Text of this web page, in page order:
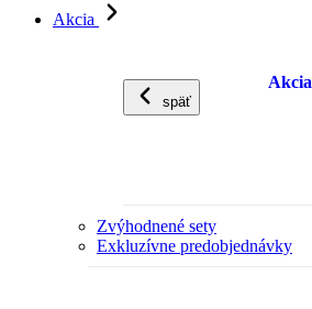
Akcia
späť
Akcia
Zvýhodnené sety
Exkluzívne predobjednávky